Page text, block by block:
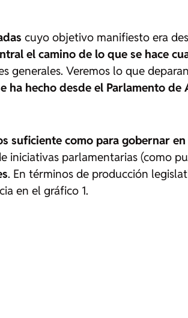
cuyo objetivo manifiesto era
el camino de lo que se hace
generales. Veremos lo que
ha hecho desde el Parlamento de
suficiente como para gobernar
parlamentarias (como
. En términos de producción
en el gráfico 1.